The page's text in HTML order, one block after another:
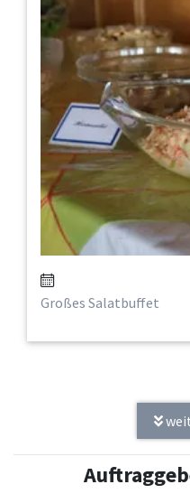
Großes Salatbuffet